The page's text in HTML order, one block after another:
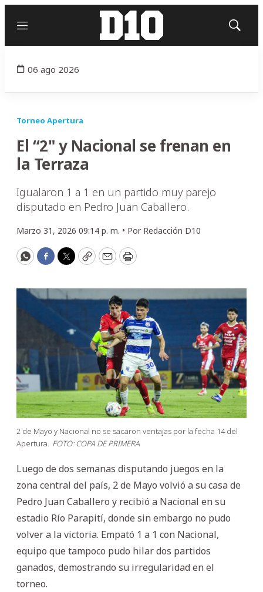
Menú
Mostrar
06 ago 2026
Torneo Apertura
El “2" y Nacional se frenan en
la Terraza
Igualaron 1 a 1 en un partido muy parejo
disputado en Pedro Juan Caballero.
Marzo 31, 2026 09:14 p. m. • Por Redacción D10
WhatsApp
Facebook
Twitter
CopyEmailPrint
2 de Mayo y Nacional no se sacaron ventajas por la fecha 14 del
Apertura. FOTO: COPA DE PRIMERA
Luego de dos semanas disputando juegos en la
zona central del país, 2 de Mayo volvió a su casa de
Pedro Juan Caballero y recibió a Nacional en su
estadio Río Parapití, donde sin embargo no pudo
volver a la victoria. Empató 1 a 1 con Nacional,
equipo que tampoco pudo hilar dos partidos
ganados, demostrando su irregularidad en el
torneo.